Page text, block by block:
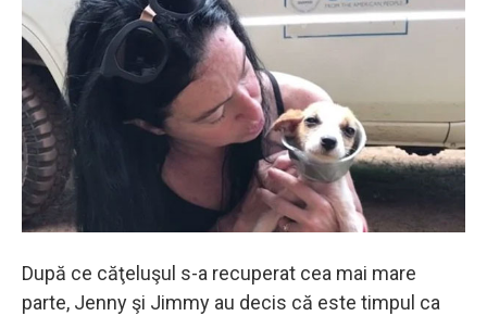
După ce căţeluşul s-a recuperat cea mai mare
parte, Jenny şi Jimmy au decis că este timpul ca